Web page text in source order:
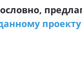
проекту